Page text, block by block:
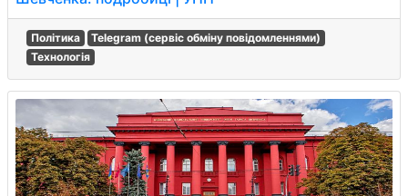
Політика
Telegram (сервіс обміну повідомленнями)
Технологія